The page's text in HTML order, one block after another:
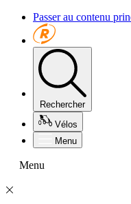
Passer au contenu
Rechercher
Vélos
Menu
Menu